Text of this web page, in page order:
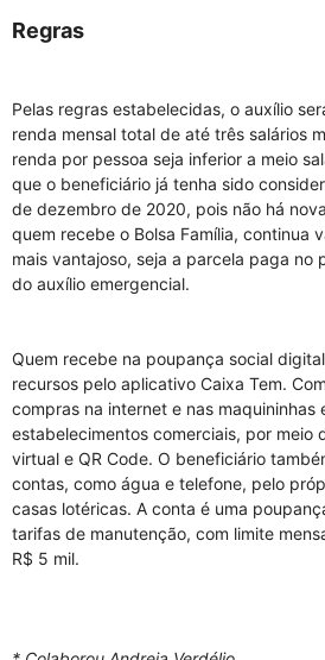
Regras
Pelas regras estabelecidas, o auxílio
renda mensal total de até três salários
renda por pessoa seja inferior a meio
que o beneficiário já tenha sido
de dezembro de 2020, pois não há
quem recebe o Bolsa Família, continua
mais vantajoso, seja a parcela paga no
do auxílio emergencial.
Quem recebe na poupança social
recursos pelo aplicativo Caixa Tem.
compras na internet e nas maquininhas
estabelecimentos comerciais, por meio
virtual e QR Code. O beneficiário
contas, como água e telefone, pelo
casas lotéricas. A conta é uma
tarifas de manutenção, com limite
R$ 5 mil.